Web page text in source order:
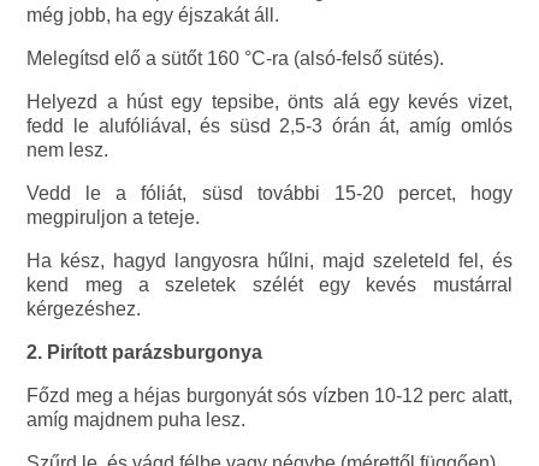
még jobb, ha egy éjszakát áll.
Melegítsd elő a sütőt 160 °C-ra (alsó-felső sütés).
Helyezd a húst egy tepsibe, önts alá egy kevés vizet,
fedd le alufóliával, és süsd 2,5-3 órán át, amíg omlós
nem lesz.
Vedd le a fóliát, süsd további 15-20 percet, hogy
megpiruljon a teteje.
Ha kész, hagyd langyosra hűlni, majd szeleteld fel, és
kend meg a szeletek szélét egy kevés mustárral
kérgezéshez.
2. Pirított parázsburgonya
Főzd meg a héjas burgonyát sós vízben 10-12 perc alatt,
amíg majdnem puha lesz.